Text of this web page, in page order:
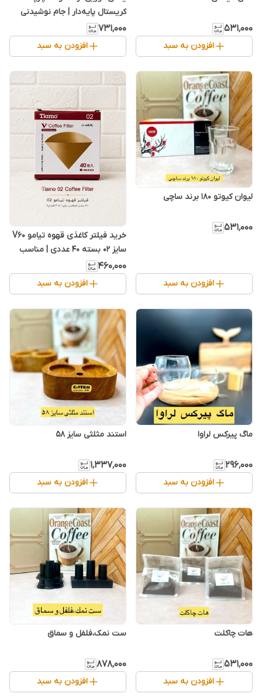
۵۳۱٬۰۰۰
افزودن به سبد
کریستال پایه‌دار | جام نوشیدنی
شفاف و لوکس پذیرایی
۷۳۱٬۰۰۰
افزودن به سبد
لیوان کیوتو ۱۸۰ برند ساچی
۵۳۱٬۰۰۰
افزودن به سبد
خرید فیلتر کاغذی قهوه تیامو V60
سایز 02 بسته 40 عددی | مناسب
دم‌آوری قهوه دمی و دریپر
۴۶۰٬۰۰۰
افزودن به سبد
ماگ پیرکس لراوا
۲۹۶٬۰۰۰
افزودن به سبد
استند مثلثی سایز ۵۸
۱٬۳۳۷٬۰۰۰
افزودن به سبد
هات چاکلت
۵۳۱٬۰۰۰
افزودن به سبد
ست نمک،فلفل و سماق
۸۷۸٬۰۰۰
افزودن به سبد